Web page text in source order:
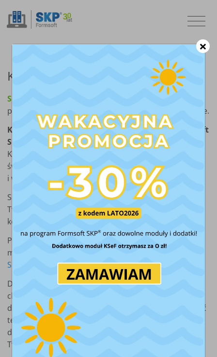
KSeF w SKP24 Connect dla firm
SKP24 Connect Firma
to przyjazny, ułatwiający
prowadzenie firmy moduł do wystawiania faktur online.
Kompleksowa usługa on-line do programu Formsoft
SKP
gotowa na KSeF. Bądź w kontakcie ze swoim
Księgowym na okrągło, z dowolnego miejsca na
świecie! Wymieniajcie dokumenty bezpiecznie
i wygodnie.
SKP24 Connect Firma to wygodne narzędzie pracy dla
Twojej firmy. Bez limitów ilości dokumentów,
kontrahentów i produktów.
Przeczytaj, jak w codziennej pracy wykorzystasz
możliwości
SKP24 Connect Firma >
Dzięki SKP24 Connect otrzymujesz dostęp do własnej
chmury, z której możesz wystawiać faktury, wysyłać je
do KSeF, a także pobierać faktury zakupowe i oznaczać
te do zaksięgowania. Zyskujesz dostęp do swoich
dokumentów z dowolnego miejsca i szybki kontakt z
Twoim biurem.
×